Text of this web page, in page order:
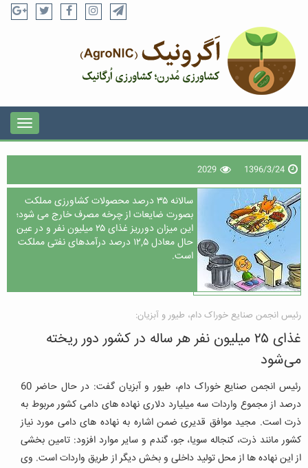
1396/3/24
2029
سالانه ۳۵ درصد محصولات کشاورزی مملکت
بصورت ضایعات از چرخه مصرف خارج می شود؛
این میزان دورریز غذای ۲۵ میلیون نفر و در عین
حال معادل ۱۲,۵ درصد درآمدهای نفتی مملکت
است.
رئیس انجمن صنایع خوراک دام، طیور و آبزیان:
غذای ۲۵ میلیون نفر هر ساله در کشور دور ریخته
می‌شود
رئیس انجمن صنایع خوراک دام، طیور و آبزیان گفت: در حال حاضر 60
درصد از مجموع واردات سه میلیارد دلاری نهاده های دامی کشور مربوط به
ذرت است. مجید موافق قدیری ضمن اشاره به نهاده های دامی مورد نیاز
کشور مانند ذرت، کنجاله سویا، جو، گندم و سایر موارد افزود: تامین بخشی
از این نهاده ها از محل تولید داخلی و بخش دیگر از طریق واردات است. وی